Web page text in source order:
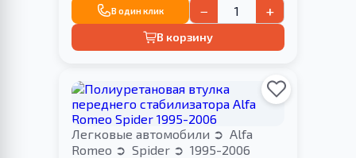
В один клик − +
В корзину
Легковые автомобили
Alfa
Romeo
Spider 1995-2006